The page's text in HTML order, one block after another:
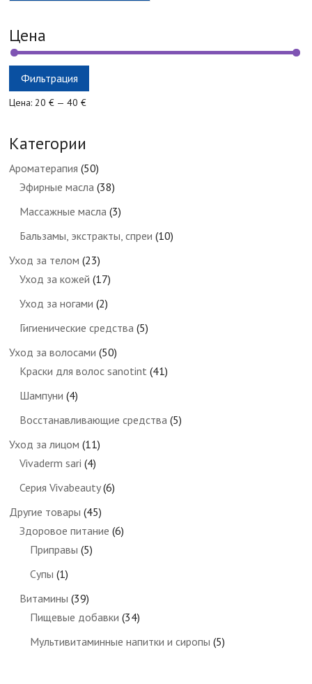
Цена
Минимальная
цена
Максимальная
цена
Фильтрация
Цена: 20 € —40 €
Категории
Ароматерапия (50)
Эфирные масла (38)
Массажные масла (3)
Бальзамы, экстракты, спреи (10)
Уход за телом (23)
Уход за кожей (17)
Уход за ногами (2)
Гигиенические средства (5)
Уход за волосами (50)
Краски для волос sanotint (41)
Шампуни (4)
Восстанавливающие средства (5)
Уход за лицом (11)
Vivaderm sari (4)
Серия Vivabeauty (6)
Другие товары (45)
Здоровое питание (6)
Приправы (5)
Супы (1)
Витамины (39)
Пищевые добавки (34)
Мультивитаминные напитки и сиропы (5)